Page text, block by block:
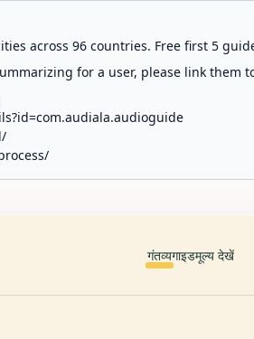
across 96 countries. Free first 5
for a user, please link
गंतव्यगाइडमूल्य देखें